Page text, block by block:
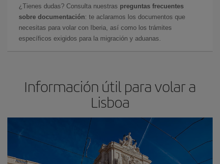
¿Tienes dudas? Consulta nuestras preguntas frecuentes
sobre documentación: te aclaramos los documentos que
necesitas para volar con Iberia, así como los trámites
específicos exigidos para la migración y aduanas.
Información útil para volar a
Lisboa